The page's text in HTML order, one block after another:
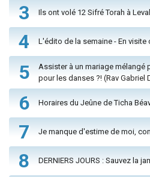
3 Ils ont volé 12 Sifré Torah à
4 L'édito de la semaine - En visite
5
Assister à un mariage mélangé
pour les danses ?! (Rav Gabriel
6 Horaires du Jeûne de Ticha
7 Je manque d'estime de moi,
8 DERNIERS JOURS : Sauvez la